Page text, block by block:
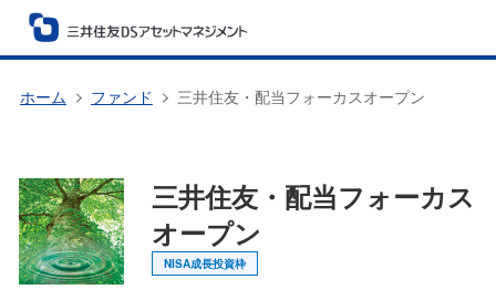
ホーム ファンド 三井住友・配当フォーカスオープン
三井住友・配当フォーカス
オープン
NISA成長投資枠